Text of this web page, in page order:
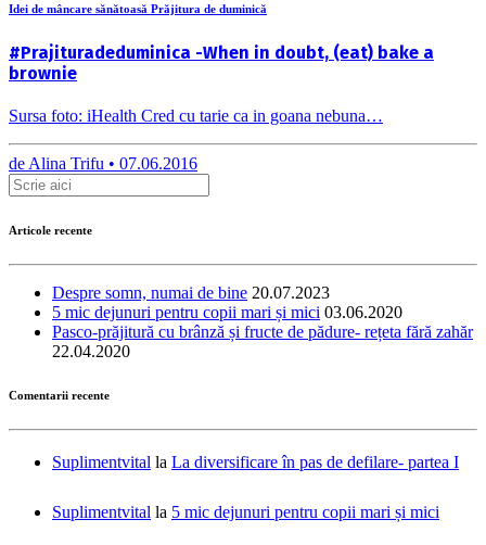
Idei de mâncare sănătoasă Prăjitura de duminică
#Prajituradeduminica -When in doubt, (eat) bake a
brownie
Sursa foto: iHealth Cred cu tarie ca in goana nebuna…
de Alina Trifu • 07.06.2016
Articole recente
Despre somn, numai de bine 20.07.2023
5 mic dejunuri pentru copii mari și mici 03.06.2020
Pasco-prăjitură cu brânză și fructe de pădure- rețeta fără zahăr
22.04.2020
Comentarii recente
Suplimentvital la La diversificare în pas de defilare- partea I
Suplimentvital la 5 mic dejunuri pentru copii mari și mici